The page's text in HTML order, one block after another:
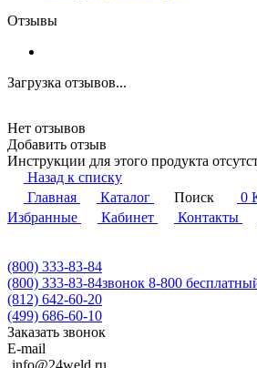
Отзывы
Загрузка отзывов...
Нет отзывов
Добавить отзыв
Инструкции для этого продукта
Назад к списку
Главная
Каталог Поиск 0
Избранные
Кабинет Контакты
(800) 333-83-84
(800) 333-83-84звонок 8-800
(812) 642-60-20
(499) 686-60-10
Заказать звонок
E-mail